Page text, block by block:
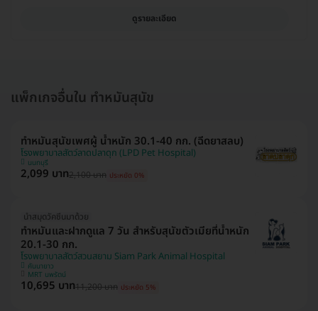
ดูรายละเอียด
แพ็กเกจอื่นใน ทำหมันสุนัข
ทำหมันสุนัขเพศผู้ น้ำหนัก 30.1-40 กก. (ฉีดยาสลบ)
โรงพยาบาลสัตว์ลาดปลาดุก (LPD Pet Hospital)
นนทบุรี
2,099 บาท2,100 บาท ประหยัด 0%
นำสมุดวัคซีนมาด้วย
ทำหมันและฝากดูแล 7 วัน สำหรับสุนัขตัวเมียที่น้ำหนัก
20.1-30 กก.
โรงพยาบาลสัตว์สวนสยาม Siam Park Animal Hospital
คันนายาว
MRT นพรัตน์
10,695 บาท11,200 บาท ประหยัด 5%